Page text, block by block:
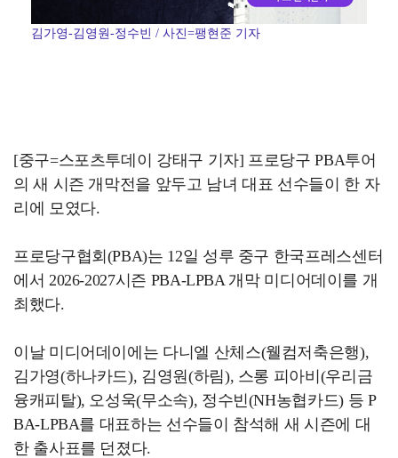
김가영-김영원-정수빈 / 사진=팽현준 기자
[중구=스포츠투데이 강태구 기자] 프로당구 PBA투어
의 새 시즌 개막전을 앞두고 남녀 대표 선수들이 한 자
리에 모였다.
프로당구협회(PBA)는 12일 성루 중구 한국프레스센터
에서 2026-2027시즌 PBA-LPBA 개막 미디어데이를 개
최했다.
이날 미디어데이에는 다니엘 산체스(웰컴저축은행),
김가영(하나카드), 김영원(하림), 스롱 피아비(우리금
융캐피탈), 오성욱(무소속), 정수빈(NH농협카드) 등 P
BA-LPBA를 대표하는 선수들이 참석해 새 시즌에 대
한 출사표를 던졌다.